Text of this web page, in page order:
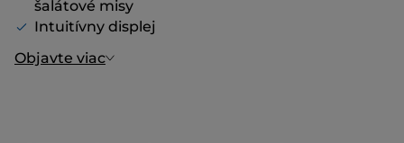
šalátové misy
Intuitívny displej
Objavte viac